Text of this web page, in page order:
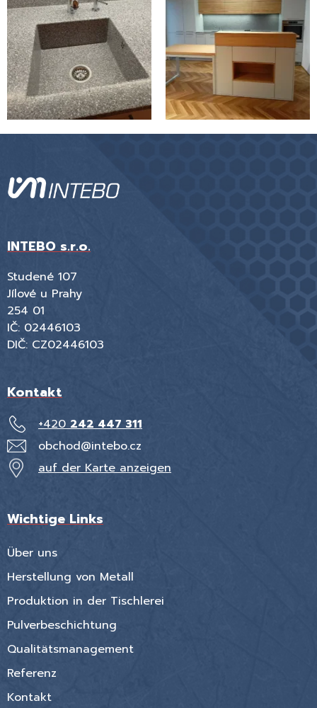
INTEBO s.r.o.
Studené 107
Jílové u Prahy
254 01
IČ: 02446103
DIČ: CZ02446103
Kontakt
+420242 447 311
obchod@intebo.cz
auf der Karte anzeigen
Wichtige Links
Über uns
Herstellung von Metall
Produktion in der Tischlerei
Pulverbeschichtung
Qualitätsmanagement
Referenz
Kontakt